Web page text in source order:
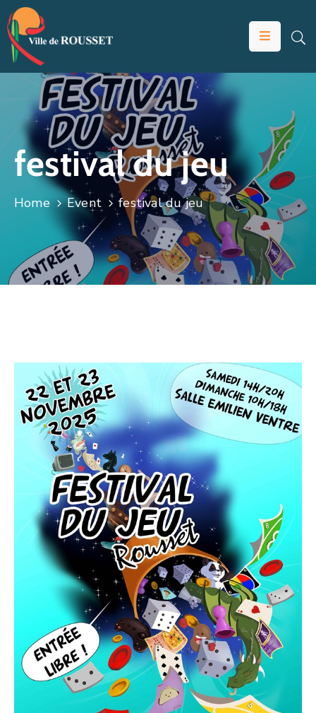
VOTRE
MAIRIE
VIVRE
ROUSSET
ÉDUCATION
JEUNESSE
SOLIDARITÉS
ÉCONOMIE
SPORTS
festival du jeu
Home Event festival du jeu